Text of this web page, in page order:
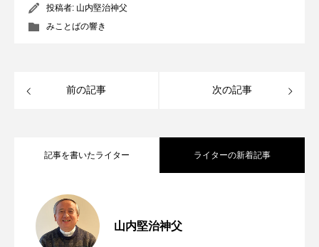
投稿者: 山内堅治神父
みことばの響き
前の記事 次の記事
記事を書いたライター ライターの新着記事
山内堅治神父
2026.08.07